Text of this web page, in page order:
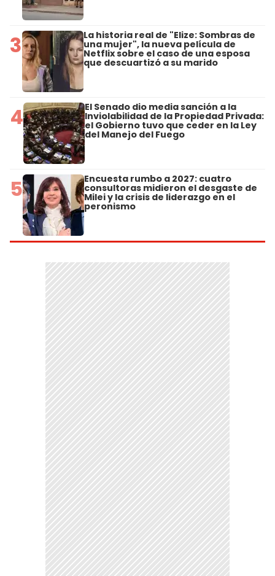
3 La historia real de "Elize: Sombras de
una mujer", la nueva película de
Netflix sobre el caso de una esposa
que descuartizó a su marido
4 El Senado dio media sanción a la
Inviolabilidad de la Propiedad Privada:
el Gobierno tuvo que ceder en la Ley
del Manejo del Fuego
5 Encuesta rumbo a 2027: cuatro
consultoras midieron el desgaste de
Milei y la crisis de liderazgo en el
peronismo